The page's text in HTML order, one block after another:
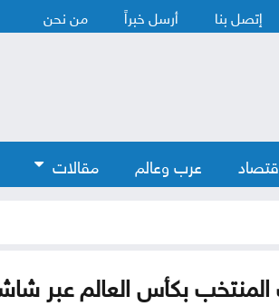
إتصل بنا أرسل خبراً من نحن
عرب وعالم مقالات
بكأس العالم عبر